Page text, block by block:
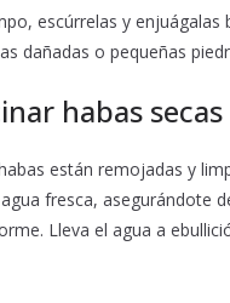
escúrrelas y
dañadas o pequeñas
habas
están remojadas y
fresca, asegurándote
Lleva el agua a